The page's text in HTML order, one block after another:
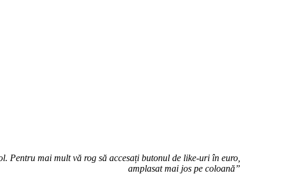
Pentru mai mult vă rog să accesați butonul de like-uri în euro,
amplasat mai jos pe coloană”